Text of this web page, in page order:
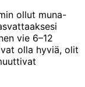
ollut muna-
vie 6–12
olla hyviä, olit